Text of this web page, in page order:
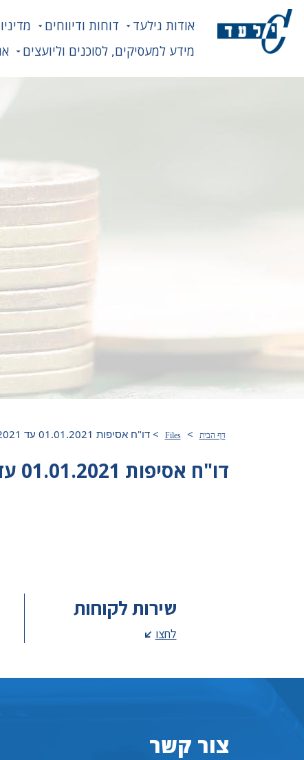
אודות גילעד דוחות ודיווחים
מידע למעסיקים, לסוכנים וליועצים
דף הבית >
Files
>דו"ח אסיפות 01.01.2021 עד 12.09.2021
דו"ח אסיפות 01.01.2021 עד 12.09.2021
שירות לקוחות
לחצו
צור קשר